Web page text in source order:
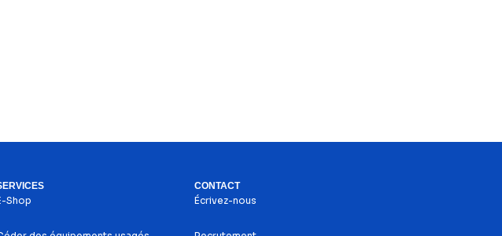
Shop
CONTACT
Écrivez-nous